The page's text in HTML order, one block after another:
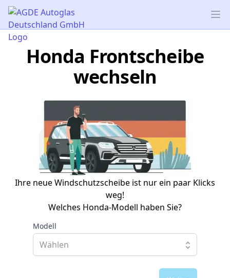
AGDE Autoglas Deutschland GmbH
Honda Frontscheibe
wechseln
Ihre neue Windschutzscheibe ist nur ein paar Klicks
weg!
Welches Honda-Modell haben Sie?
Modell